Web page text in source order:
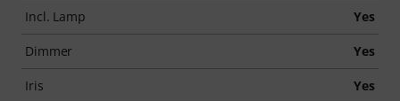
Incl. Lamp Yes
Dimmer Yes
Iris Yes